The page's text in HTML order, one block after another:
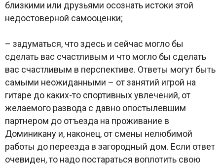
близкими или друзьями осознать истоки этой
недостоверной самооценки;
– задуматься, что здесь и сейчас могло бы
сделать вас счастливым и что могло бы сделать
вас счастливым в перспективе. Ответы могут быть
самыми неожиданными – от занятий игрой на
гитаре до каких-то спортивных увлечений, от
желаемого развода с давно опостылевшим
партнером до отъезда на проживание в
Доминикану и, наконец, от смены нелюбимой
работы до переезда в загородный дом. Если ответ
очевиден, то надо постараться воплотить свою